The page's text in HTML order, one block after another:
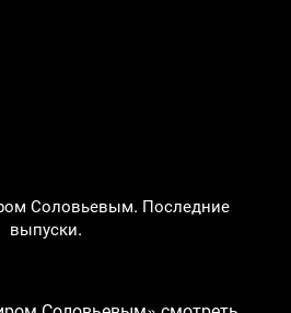
Соловьевым. Последние
выпуски.